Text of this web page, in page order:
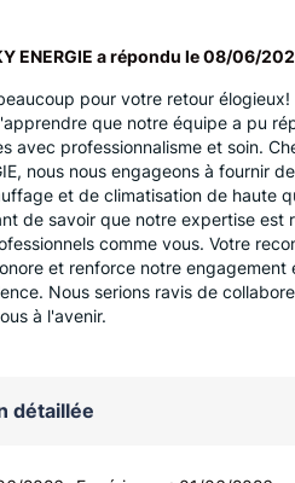
ENERGIE a répondu le08/06/
pour votre retour élogieux!
que notre équipe a pu
avec professionnalisme et soin.
nous nous engageons à fournir
et de climatisation de haute
de savoir que notre expertise est
comme vous. Votre
et renforce notre engagement
Nous serions ravis de
à l'avenir.
détaillée